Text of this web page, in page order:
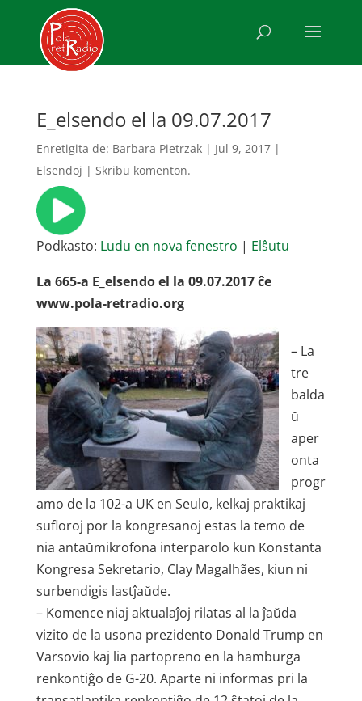
E_elsendo el la 09.07.2017
Enretigita de: Barbara Pietrzak| Jul 9, 2017|
Elsendoj | Skribu komenton.
Podkasto: Ludu en nova fenestro | Elŝutu
La 665-a E_elsendo el la 09.07.2017 ĉe
www.pola-retradio.org
– La
tre
balda
ŭ
aper
onta
progr
amo de la 102-a UK en Seulo, kelkaj praktikaj
sufloroj por la kongresanoj estas la temo de
nia antaŭmikrofona interparolo kun Konstanta
Kongresa Sekretario, Clay Magalhães, kiun ni
surbendigis lastĵaŭde.
– Komence niaj aktualaĵoj rilatas al la ĵaŭda
vizito de la usona prezidento Donald Trump en
Varsovio kaj lia partopreno en la hamburga
renkontiĝo de G-20. Aparte ni informas pri la